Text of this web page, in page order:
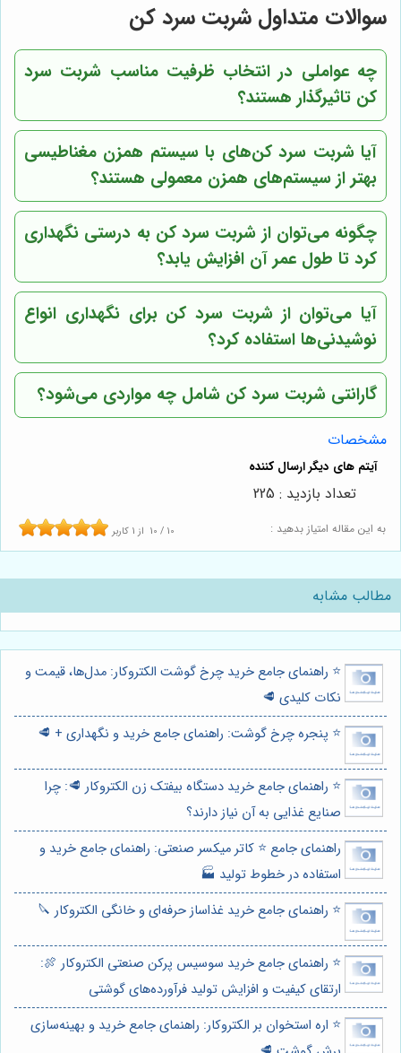
سوالات متداول شربت سرد کن
چه عواملی در انتخاب ظرفیت مناسب شربت سرد
کن تاثیرگذار هستند؟
آیا شربت سرد کن‌های با سیستم همزن مغناطیسی
بهتر از سیستم‌های همزن معمولی هستند؟
چگونه می‌توان از شربت سرد کن به درستی نگهداری
کرد تا طول عمر آن افزایش یابد؟
آیا می‌توان از شربت سرد کن برای نگهداری انواع
نوشیدنی‌ها استفاده کرد؟
گارانتی شربت سرد کن شامل چه مواردی می‌شود؟
مشخصات
به این مقاله امتیاز بدهید : 10 / 10 از 1 کاربر
تعداد بازدید : 225
مطالب مشابه
⭐️ راهنمای جامع خرید چرخ گوشت الکتروکار: مدل‌ها، قیمت و
نکات کلیدی 🥩
⭐️ پنجره چرخ گوشت: راهنمای جامع خرید و نگهداری + 🥩
⭐️ راهنمای جامع خرید دستگاه بیفتک زن الکتروکار 🥩: چرا
صنایع غذایی به آن نیاز دارند؟
راهنمای جامع ⭐️ کاتر میکسر صنعتی: راهنمای جامع خرید و
استفاده در خطوط تولید 🏭
⭐️ راهنمای جامع خرید غذاساز حرفه‌ای و خانگی الکتروکار 🔪
⭐️ راهنمای جامع خرید سوسیس پرکن صنعتی الکتروکار 🍖:
ارتقای کیفیت و افزایش تولید فرآورده‌های گوشتی
⭐️ اره استخوان بر الکتروکار: راهنمای جامع خرید و بهینه‌سازی